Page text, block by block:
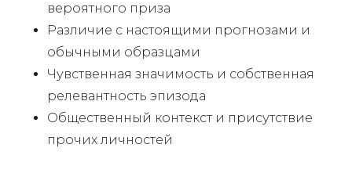
вероятного приза
Различие с настоящими прогнозами и
обычными образцами
Чувственная значимость и собственная
релевантность эпизода
Общественный контекст и присутствие
прочих личностей